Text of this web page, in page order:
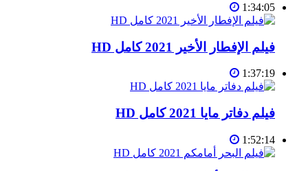
1:34:05
فيلم الإفطار الأخير 2021 كامل HD
1:37:19
فيلم دفاتر مايا 2021 كامل HD
1:52:14